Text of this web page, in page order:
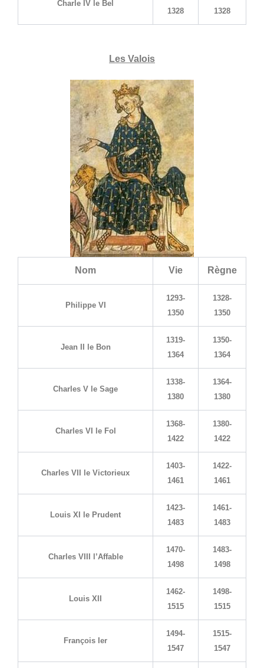
Charle IV le Bel
1328
1328
Les Valois
Nom Vie Règne
Philippe VI
1293-
1350
1328-
1350
Jean II le Bon
1319-
1364
1350-
1364
Charles V le Sage
1338-
1380
1364-
1380
Charles VI le Fol
1368-
1422
1380-
1422
Charles VII le Victorieux
1403-
1461
1422-
1461
Louis XI le Prudent
1423-
1483
1461-
1483
Charles VIII l’Affable
1470-
1498
1483-
1498
Louis XII
1462-
1515
1498-
1515
François Ier
1494-
1547
1515-
1547